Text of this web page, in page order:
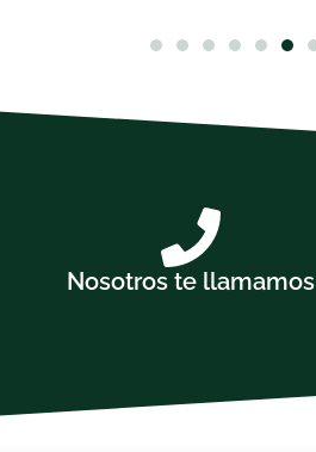
Nosotros te llamamos